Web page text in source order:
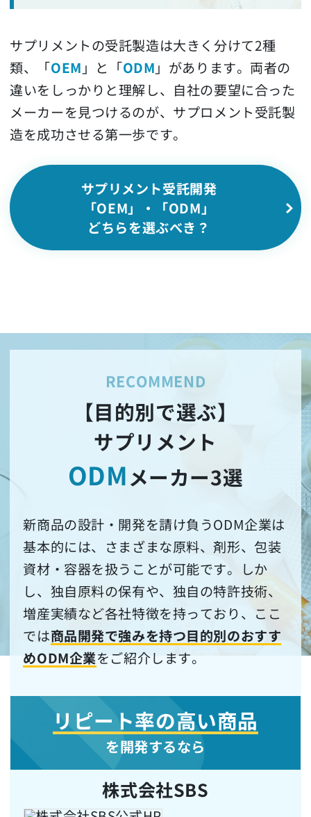
サプリメントの受託製造は大きく分けて2種
類、「OEM 」と「ODM 」があります。両者の
違いをしっかりと理解し、自社の要望に合った
メーカーを見つけるのが、サプロメント受託製
造を成功させる第一歩です。
サプリメント受託開発
「OEM」・「ODM」
どちらを選ぶべき？
【目的別で選ぶ】
サプリメント
ODMメーカー3選
新商品の設計・開発を請け負うODM企業は
基本的には、さまざまな原料、剤形、包装
資材・容器を扱うことが可能です。しか
し、独自原料の保有や、独自の特許技術、
増産実績など各社特徴を持っており、ここ
では商品開発で強みを持つ目的別のおすす
めODM企業をご紹介します。
リピート率の高い商品
を開発するなら
株式会社SBS